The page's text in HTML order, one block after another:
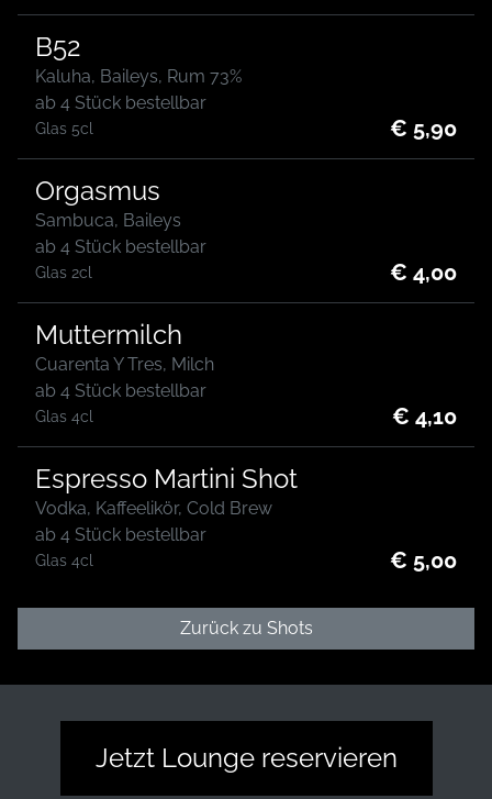
B52
Kaluha, Baileys, Rum 73%
ab 4 Stück bestellbar
Glas 5cl € 5,90
Orgasmus
Sambuca, Baileys
ab 4 Stück bestellbar
Glas 2cl € 4,00
Muttermilch
Cuarenta Y Tres, Milch
ab 4 Stück bestellbar
Glas 4cl € 4,10
Espresso Martini Shot
Vodka, Kaffeelikör, Cold Brew
ab 4 Stück bestellbar
Glas 4cl € 5,00
Zurück zu Shots
Jetzt Lounge reservieren